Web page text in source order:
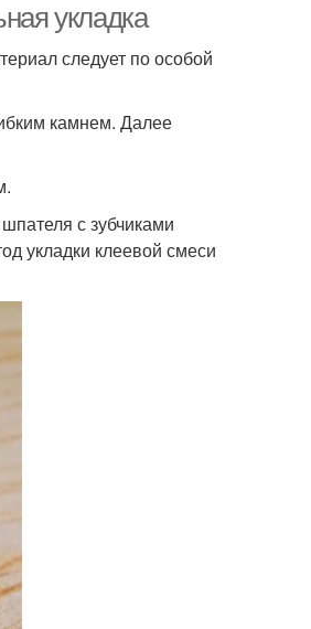
укладка
следует по особой
камнем. Далее
с зубчиками
укладки клеевой смеси